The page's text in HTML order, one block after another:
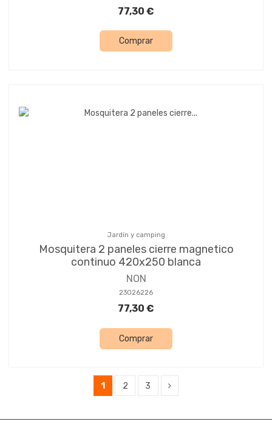
77,30 €
Comprar
Jardín y camping
Mosquitera 2 paneles cierre magnetico
continuo 420x250 blanca
NON
23026226
77,30 €
Comprar
1 2 3